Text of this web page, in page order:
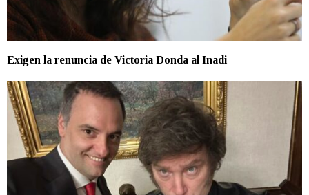
Exigen la renuncia de Victoria Donda al Inadi